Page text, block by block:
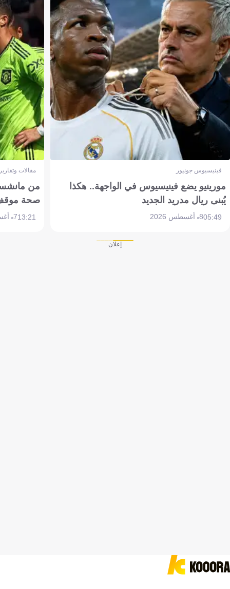
فينيسيوس جونيور
مورينيو يضع فينيسيوس في الواجهة.. هكذا
يُبنى ريال مدريد الجديد
05:498 أغسطس 2026
مقالات
من
صحة موقف
13:217 أغسطس 2026
إعلان